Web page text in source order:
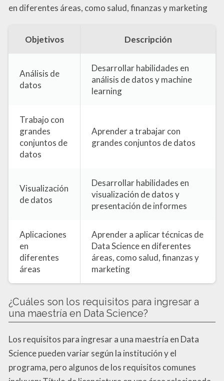
en diferentes áreas, como salud, finanzas y marketing
Objetivos Descripción
Análisis de
datos
Desarrollar habilidades en
análisis de datos y machine
learning
Trabajo con
grandes
conjuntos de
datos
Aprender a trabajar con
grandes conjuntos de datos
Visualización
de datos
Desarrollar habilidades en
visualización de datos y
presentación de informes
Aplicaciones
en
diferentes
áreas
Aprender a aplicar técnicas de
Data Science en diferentes
áreas, como salud, finanzas y
marketing
¿Cuáles son los requisitos para ingresar a
una maestría en Data Science?
Los requisitos para ingresar a una maestría en Data
Science pueden variar según la institución y el
programa, pero algunos de los requisitos comunes